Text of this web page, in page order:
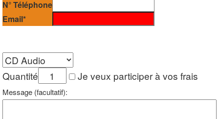
N° Téléphone
Email*
Quantité Je veux participer à vos frais
Message (facultatif):